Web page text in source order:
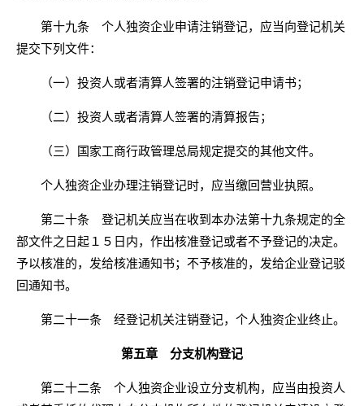
第十九条 个人独资企业申请注销登记，应当向登记机关
提交下列文件：
（一）投资人或者清算人签署的注销登记申请书；
（二）投资人或者清算人签署的清算报告；
（三）国家工商行政管理总局规定提交的其他文件。
个人独资企业办理注销登记时，应当缴回营业执照。
第二十条 登记机关应当在收到本办法第十九条规定的全
部文件之日起１５日内，作出核准登记或者不予登记的决定。
予以核准的，发给核准通知书；不予核准的，发给企业登记驳
回通知书。
第二十一条 经登记机关注销登记，个人独资企业终止。
第五章 分支机构登记
第二十二条 个人独资企业设立分支机构，应当由投资人